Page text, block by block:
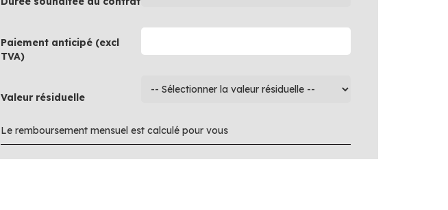
Paiement anticipé (excl
TVA)
Valeur résiduelle
Le remboursement mensuel est calculé pour vous